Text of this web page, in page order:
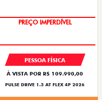
O SUV AUTOMÁTICO MAIS
PESSOA FÍSICA
À VISTA POR R$ 109.990,00
PULSE DRIVE 1.3 AT FLEX 4P 2026